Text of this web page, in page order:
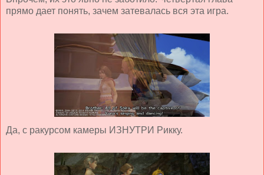
прямо дает понять, зачем затевалась вся эта игра.
Да, с ракурсом камеры ИЗНУТРИ Рикку.